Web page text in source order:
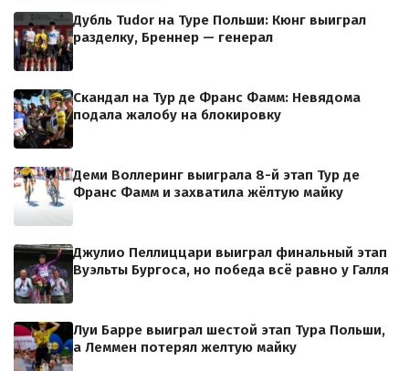
Дубль Tudor на Туре Польши: Кюнг выиграл
разделку, Бреннер — генерал
Скандал на Тур де Франс Фамм: Невядома
подала жалобу на блокировку
Деми Воллеринг выиграла 8-й этап Тур де
Франс Фамм и захватила жёлтую майку
Джулио Пеллиццари выиграл финальный этап
Вуэльты Бургоса, но победа всё равно у Галля
Луи Барре выиграл шестой этап Тура Польши,
а Леммен потерял желтую майку